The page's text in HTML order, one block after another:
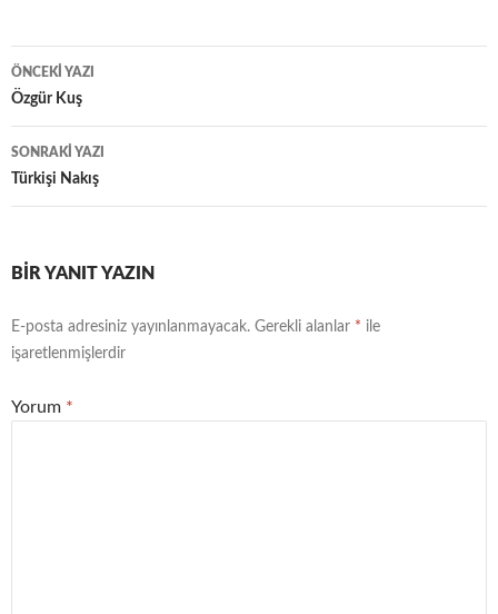
Yazı
dolaşımı
ÖNCEKI YAZI
Özgür Kuş
SONRAKI YAZI
Türkişi Nakış
BIR YANIT YAZIN
E-posta adresiniz yayınlanmayacak. Gerekli alanlar * ile
işaretlenmişlerdir
Yorum *